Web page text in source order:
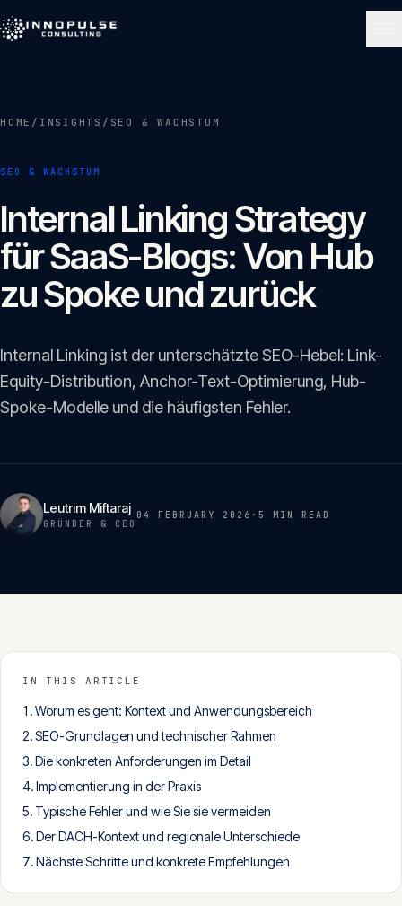
Über uns 02
Leistungen 03
Portfolio 04
Insights
Glossar
info@innopulse.io+41 79 508 28 06
Gotthardstrasse 30, 6300 Zug
HOME / INSIGHTS / SEO & WACHSTUM
SEO & WACHSTUM
Internal Linking Strategy
für SaaS-Blogs: Von Hub
zu Spoke und zurück
Internal Linking ist der unterschätzte SEO-Hebel: Link-
Equity-Distribution, Anchor-Text-Optimierung, Hub-
Spoke-Modelle und die häufigsten Fehler.
Leutrim Miftaraj
GRÜNDER & CEO
04 FEBRUARY 2026 · 5 MIN READ
IN THIS ARTICLE
Worum es geht: Kontext und Anwendungsbereich
SEO-Grundlagen und technischer Rahmen
Die konkreten Anforderungen im Detail
Implementierung in der Praxis
Typische Fehler und wie Sie sie vermeiden
Der DACH-Kontext und regionale Unterschiede
Nächste Schritte und konkrete Empfehlungen